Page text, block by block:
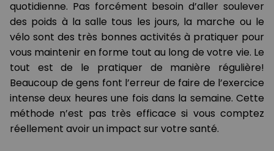
quotidienne. Pas forcément besoin d’aller soulever
des poids à la salle tous les jours, la marche ou le
vélo sont des très bonnes activités à pratiquer pour
vous maintenir en forme tout au long de votre vie. Le
tout est de le pratiquer de manière régulière!
Beaucoup de gens font l’erreur de faire de l’exercice
intense deux heures une fois dans la semaine. Cette
méthode n’est pas très efficace si vous comptez
réellement avoir un impact sur votre santé.